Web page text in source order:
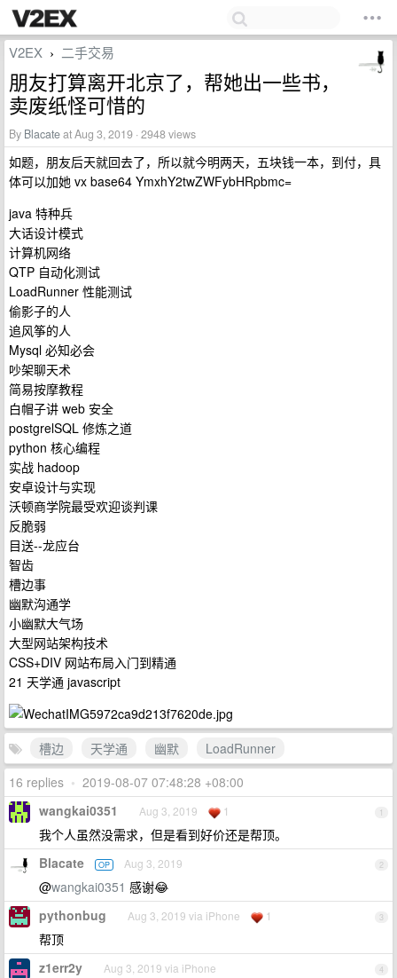
V2EX › 二手交易
朋友打算离开北京了，帮她出一些书，
卖废纸怪可惜的
By Blacateat Aug 3, 2019 · 2948 views
如题，朋友后天就回去了，所以就今明两天，五块钱一本，到付，具
体可以加她 vx base64 YmxhY2twZWFybHRpbmc=
java 特种兵
大话设计模式
计算机网络
QTP 自动化测试
LoadRunner 性能测试
偷影子的人
追风筝的人
Mysql 必知必会
吵架聊天术
简易按摩教程
白帽子讲 web 安全
postgrelSQL 修炼之道
python 核心编程
实战 hadoop
安卓设计与实现
沃顿商学院最受欢迎谈判课
反脆弱
目送--龙应台
智齿
槽边事
幽默沟通学
小幽默大气场
大型网站架构技术
CSS+DIV 网站布局入门到精通
21 天学通 javascript
槽边 天学通 幽默
LoadRunner
16 replies • 2019-08-07 07:48:28 +08:00
1
wangkai0351 Aug 3, 2019 1
我个人虽然没需求，但是看到好价还是帮顶。
2
Blacate OP Aug 3, 2019
@wangkai0351 感谢😂
3
pythonbug Aug 3, 2019 via iPhone 1
帮顶
4
z1err2y Aug 3, 2019 via iPhone